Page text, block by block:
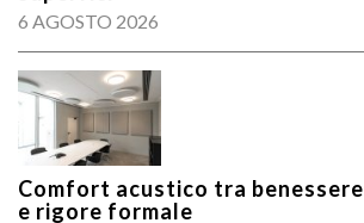
6 AGOSTO 2026
Comfort acustico tra benessere
e rigore formale